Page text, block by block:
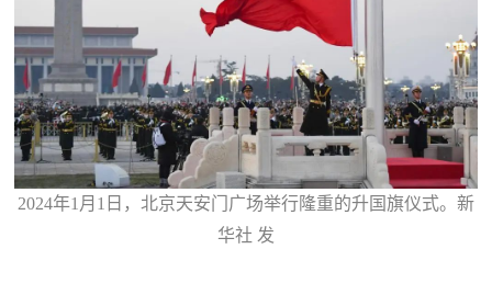
2024年1月1日，北京天安门广场举行隆重的升国旗仪式。新
华社 发